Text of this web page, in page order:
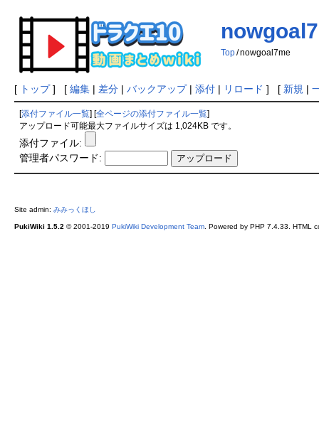
Top /nowgoal7me
[ トップ] [ 編集| 差分| バックアップ| 添付| リロード ] [ 新規 |
添付ファイル一覧 全ページの添付ファイル一覧
アップロード可能最大ファイルサイズは 1,024KB です。
添付ファイル:
管理者パスワード:
Site admin: みみっくほし
PukiWiki 1.5.2 © 2001-2019 PukiWiki Development Team. Powered by PHP 7.4.33. HTML